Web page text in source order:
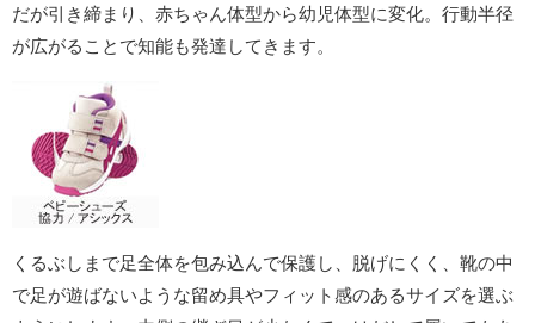
だが引き締まり、赤ちゃん体型から幼児体型に変化。行動半径
が広がることで知能も発達してきます。
くるぶしまで足全体を包み込んで保護し、脱げにくく、靴の中
で足が遊ばないような留め具やフィット感のあるサイズを選ぶ